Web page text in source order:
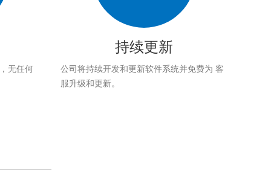
无任何
持续更新
公司将持续开发和更新软件系统并免费为 客
服升级和更新。